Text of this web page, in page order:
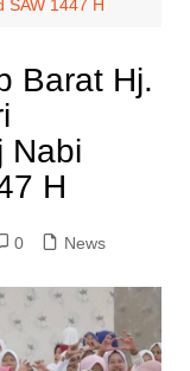
SAW 1447 H
Barat Hj.
Nabi
H
0 News